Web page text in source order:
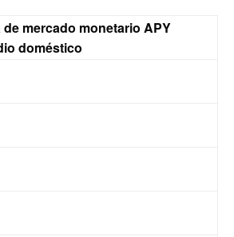
de mercado monetario APY
doméstico